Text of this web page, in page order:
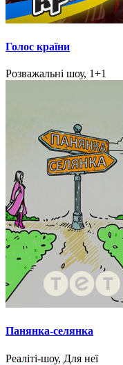
Голос країни
Розважальні шоу, 1+1
Панянка-селянка
Реаліті-шоу, Для неї